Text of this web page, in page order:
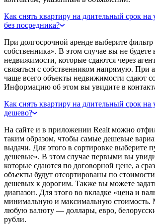
Как снять квартиру на длительный срок
без посредника?
При долгосрочной аренде выберите
собственника». В этом случае вы не будете
недвижимости, которые сдаются через
связаться с собственником напрямую. При
чаще всего объекты недвижимости сдают
Информацию об этом вы увидите в
Как снять квартиру на длительный срок
дешево?
На сайте и в приложении Realt можно
таким образом, чтобы самые дешевые
выдачи. Для этого в сортировке выберите
дешевые». В этом случае первыми вы
которые сдаются по договорной цене, а
объекты будут отсортированы по
дешевых к дорогим. Также вы можете
диапазон. Для этого во вкладке «цена и
минимальную и максимальную стоимость.
любую валюту — доллары, евро,
рубли.